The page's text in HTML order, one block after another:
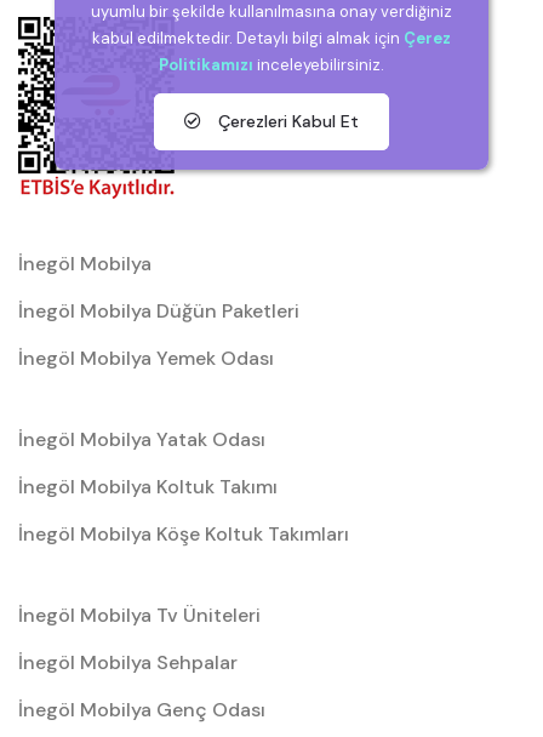
İnegöl Mobilya
İnegöl Mobilya Düğün Paketleri
İnegöl Mobilya Yemek Odası
İnegöl Mobilya Yatak Odası
İnegöl Mobilya Koltuk Takımı
İnegöl Mobilya Köşe Koltuk Takımları
İnegöl Mobilya Tv Üniteleri
İnegöl Mobilya Sehpalar
İnegöl Mobilya Genç Odası
uyumlu bir şekilde kullanılmasına onay verdiğiniz
kabul edilmektedir. Detaylı bilgi almak için Çerez
Politikamızı inceleyebilirsiniz.
Çerezleri Kabul Et